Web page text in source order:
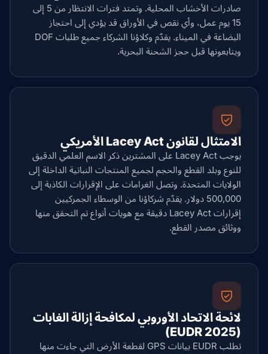
صادرات الأخشاب المحلية. وتمتد فترات الانتظار من 5 إلى
15 يوم عمل، وأي نقص في الأوراق قد يؤدي إلى احتجاز
البضاعة في الميناء. يقدّم وكلاؤنا الشركاء جميع طلبات DOF
ويتابعونها قبل حجز الشحنة البحرية.
الامتثال لقانون Lacey Act الأمريكي
يوجب Lacey Act على المشترين ذكر الاسم العلمي الدقيق
للنوع وبلد القطع والحجم لجميع المنتجات النباتية الداخلة إلى
الولايات المتحدة. وتصل الغرامات على الإقرارات الكاذبة إلى
500,000 دولار. يقدّم شركاؤنا من الوسطاء الجمركيين
إقرارات Lacey Act دقيقة مع هويات أنواع تم التحقق منها
ووثائق مصدر القطع.
لائحة الاتحاد الأوروبي لمكافحة إزالة الغابات
(EUDR 2025)
تطلب EUDR بيانات GPS لقطعة الأرض التي جاءت منها